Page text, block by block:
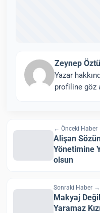
Zeynep
Yazar
profiline göz
← Önceki Haber
Alişan
Yönetimine
olsun
Sonraki Haber →
Makyaj
Yaramaz